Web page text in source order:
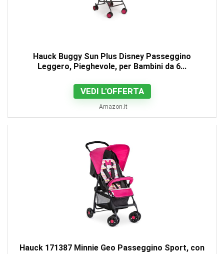
Hauck Buggy Sun Plus Disney Passeggino
Leggero, Pieghevole, per Bambini da 6...
VEDI L'OFFERTA
Amazon.it
Hauck 171387 Minnie Geo Passeggino Sport, con